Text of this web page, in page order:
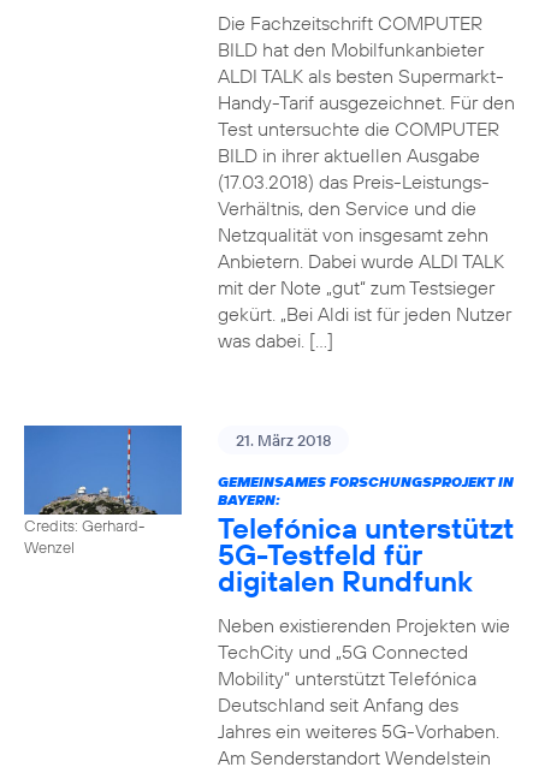
Die Fachzeitschrift COMPUTER
BILD hat den Mobilfunkanbieter
ALDI TALK als besten Supermarkt-
Handy-Tarif ausgezeichnet. Für den
Test untersuchte die COMPUTER
BILD in ihrer aktuellen Ausgabe
(17.03.2018) das Preis-Leistungs-
Verhältnis, den Service und die
Netzqualität von insgesamt zehn
Anbietern. Dabei wurde ALDI TALK
mit der Note „gut“ zum Testsieger
gekürt. „Bei Aldi ist für jeden Nutzer
was dabei. […]
Credits: Gerhard-
Wenzel
21. März 2018
GEMEINSAMES FORSCHUNGSPROJEKT IN
BAYERN:
Telefónica unterstützt
5G-Testfeld für
digitalen Rundfunk
Neben existierenden Projekten wie
TechCity und „5G Connected
Mobility“ unterstützt Telefónica
Deutschland seit Anfang des
Jahres ein weiteres 5G-Vorhaben.
Am Senderstandort Wendelstein